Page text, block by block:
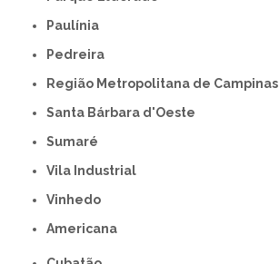
Paulínia
Pedreira
Região Metropolitana de Campinas
Santa Bárbara d'Oeste
Sumaré
Vila Industrial
Vinhedo
americana